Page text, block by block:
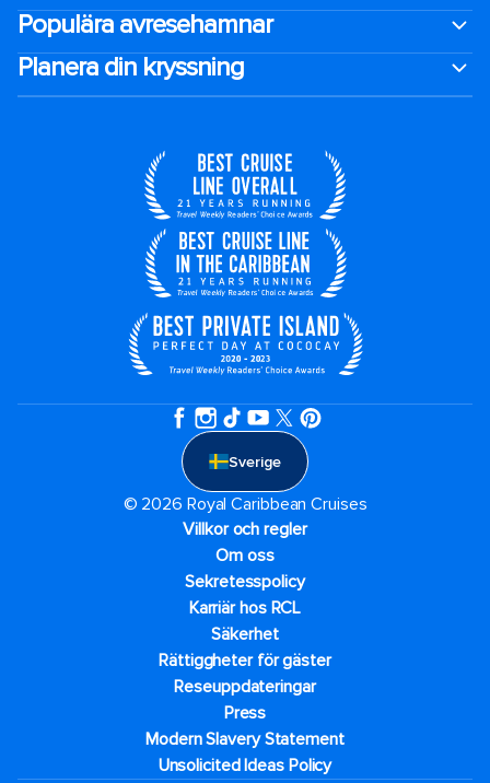
Populära avresehamnar
Planera din kryssning
Sverige
© 2026 Royal Caribbean Cruises
Villkor och regler
Om oss
Sekretesspolicy
Karriär hos RCL
Säkerhet
Rättiggheter för gäster
Reseuppdateringar​
Press
Modern Slavery Statement
Unsolicited Ideas Policy